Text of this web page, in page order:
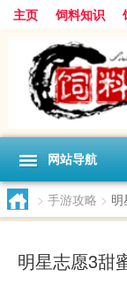
主页 饲料知识
网站导航
> 手游攻略 >
明星志愿3甜